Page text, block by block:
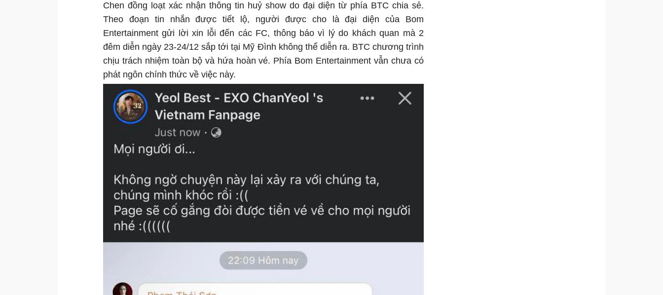
Chen đồng loạt xác nhận thông tin huỷ show do đại diện từ phía BTC chia sẻ.
Theo đoạn tin nhắn được tiết lộ, người được cho là đại diện của Bom
Entertainment gửi lời xin lỗi đến các FC, thông báo vì lý do khách quan mà 2
đêm diễn ngày 23-24/12 sắp tới tại Mỹ Đình không thể diễn ra. BTC chương trình
chịu trách nhiệm toàn bộ và hứa hoàn vé. Phía Bom Entertainment vẫn chưa có
phát ngôn chính thức về việc này.